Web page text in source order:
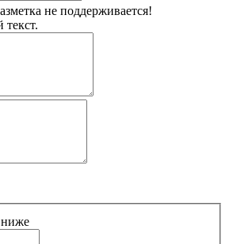
не поддерживается!
ниже